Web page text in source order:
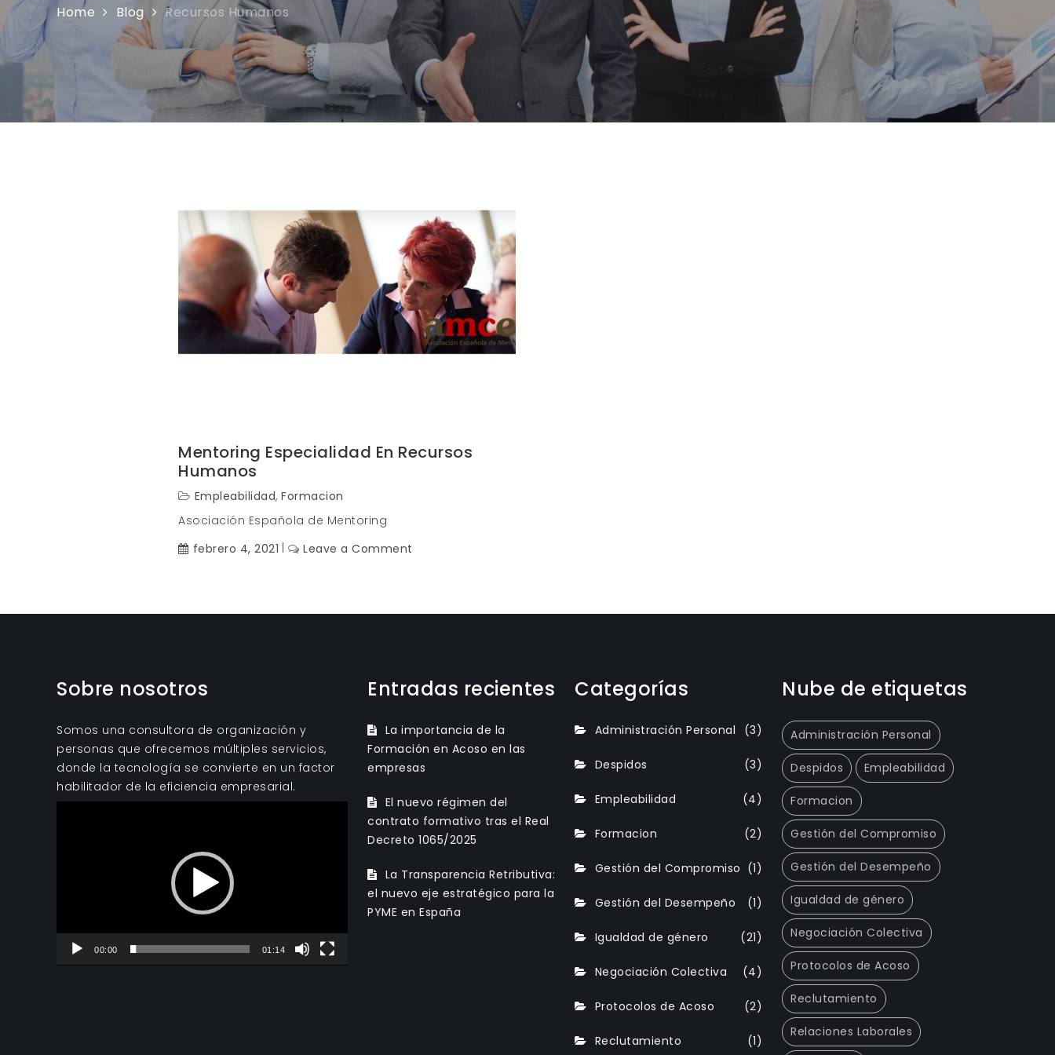
Home Blog Recursos Humanos
Mentoring Especialidad En Recursos
Humanos
Empleabilidad, Formacion
Asociación Española de Mentoring
febrero 4, 2021
Leave a Comment
Sobre nosotros
Somos una consultora de organización y
personas que ofrecemos múltiples servicios,
donde la tecnología se convierte en un factor
habilitador de la eficiencia empresarial.
00:00 01:14
Entradas recientes
La importancia de la
Formación en Acoso en las
empresas
El nuevo régimen del
contrato formativo tras el Real
Decreto 1065/2025
La Transparencia Retributiva:
el nuevo eje estratégico para la
PYME en España
Categorías
Administración Personal (3)
Despidos (3)
Empleabilidad (4)
Formacion (2)
Gestión del Compromiso (1)
Gestión del Desempeño (1)
Igualdad de género (21)
Negociación Colectiva (4)
Protocolos de Acoso (2)
Reclutamiento (1)
Nube de etiquetas
Administración Personal
Despidos Empleabilidad
Formacion
Gestión del Compromiso
Gestión del Desempeño
Igualdad de género
Negociación Colectiva
Protocolos de Acoso
Reclutamiento
Relaciones Laborales